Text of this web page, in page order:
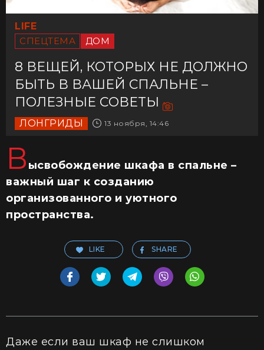
LIFE
СПЕЦТЕМА
ДОМ
8 ВЕЩЕЙ, КОТОРЫХ НЕ ДОЛЖНО
БЫТЬ В ВАШЕЙ СПАЛЬНЕ –
ПОЛЕЗНЫЕ СОВЕТЫ
ЛОНГРИДЫ 13 ноября, 14:46
В ысвобождение шкафа в спальне –
важный шаг к созданию
организованного и уютного
пространства.
LIKE SHARE
Даже если ваш шкаф не слишком